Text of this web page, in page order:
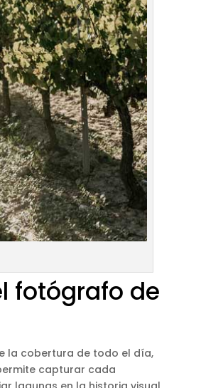
fotógrafo de
la cobertura de todo el día,
capturar cada